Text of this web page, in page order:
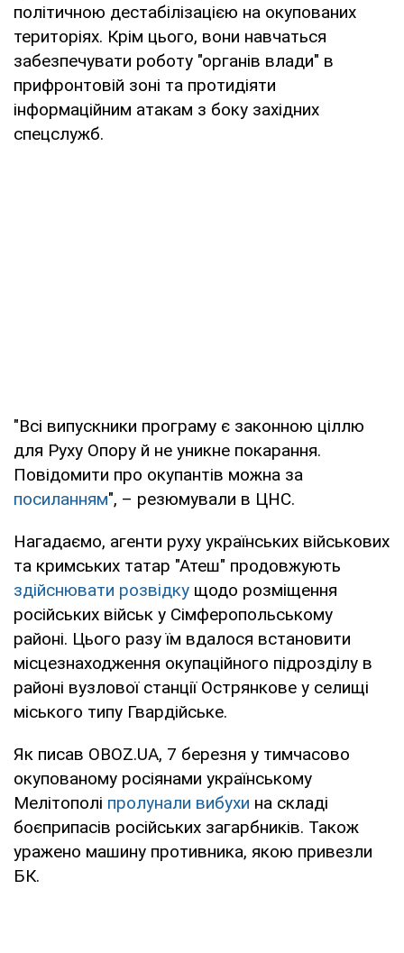
політичною дестабілізацією на окупованих
територіях. Крім цього, вони навчаться
забезпечувати роботу "органів влади" в
прифронтовій зоні та протидіяти
інформаційним атакам з боку західних
спецслужб.
"Всі випускники програму є законною ціллю
для Руху Опору й не уникне покарання.
Повідомити про окупантів можна за
посиланням", – резюмували в ЦНС.
Нагадаємо, агенти руху українських військових
та кримських татар "Атеш" продовжують
здійснювати розвідку щодо розміщення
російських військ у Сімферопольському
районі. Цього разу їм вдалося встановити
місцезнаходження окупаційного підрозділу в
районі вузлової станції Острянкове у селищі
міського типу Гвардійське.
Як писав OBOZ.UA, 7 березня у тимчасово
окупованому росіянами українському
Мелітополі пролунали вибухи на складі
боєприпасів російських загарбників. Також
уражено машину противника, якою привезли
БК.